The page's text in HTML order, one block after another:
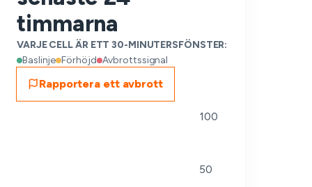
timmarna
VARJE CELL ÄR ETT 30-MINUTERSFÖNSTER:
Baslinje Förhöjd Avbrottssignal
Rapportera ett avbrott
100
50